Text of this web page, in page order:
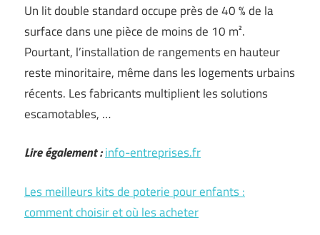
Un lit double standard occupe près de 40 % de la
surface dans une pièce de moins de 10 m².
Pourtant, l’installation de rangements en hauteur
reste minoritaire, même dans les logements urbains
récents. Les fabricants multiplient les solutions
escamotables, …
Lire également :info-entreprises.fr
Les meilleurs kits de poterie pour enfants :
comment choisir et où les acheter